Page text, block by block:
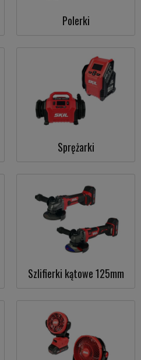
Polerki
Sprężarki
Szlifierki kątowe 125mm